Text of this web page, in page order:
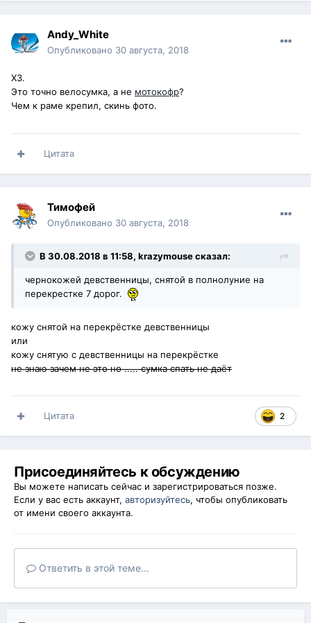
Andy_White
Опубликовано 30 августа, 2018
ХЗ.
Это точно велосумка, а не мотокофр?
Чем к раме крепил, скинь фото.
Цитата
Тимофей
Опубликовано 30 августа, 2018
В 30.08.2018 в 11:58, krazymouseсказал:
чернокожей девственницы, снятой в полнолуние на
перекрестке 7 дорог.
кожу снятой на перекрёстке девственницы
или
кожу снятую с девственницы на перекрёстке
не знаю зачем не это но ..... сумка спать не даёт
2
Цитата
Присоединяйтесь к обсуждению
Вы можете написать сейчас и зарегистрироваться позже.
Если у вас есть аккаунт, авторизуйтесь, чтобы опубликовать
от имени своего аккаунта.
Ответить в этой теме...